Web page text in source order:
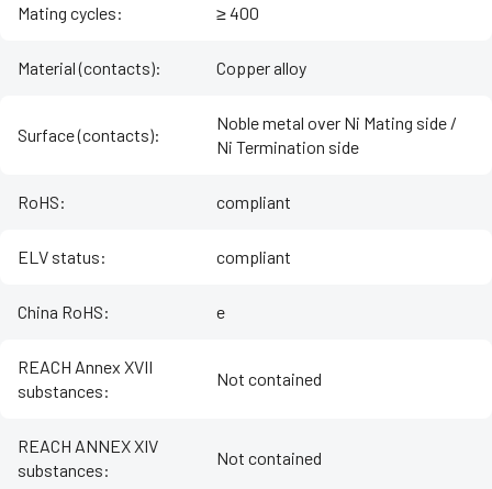
Mating cycles: ≥ 400
Material (contacts): Copper alloy
Surface (contacts):
Noble metal over Ni Mating side /
Ni Termination side
RoHS: compliant
ELV status: compliant
China RoHS: e
REACH Annex XVII
substances:
Not contained
REACH ANNEX XIV
substances:
Not contained